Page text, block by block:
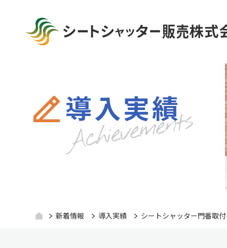
導入実績
新着情報 導入実績 シートシャッター門番取